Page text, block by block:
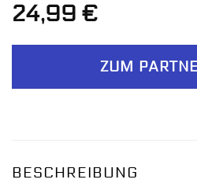
24,99 €
ZUM
BESCHREIBUNG